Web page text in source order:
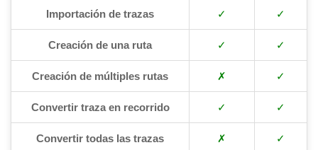
Importación de trazas ✓ ✓
Creación de una ruta ✓ ✓
Creación de múltiples rutas ✗ ✓
Convertir traza en recorrido ✓ ✓
Convertir todas las trazas ✗ ✓